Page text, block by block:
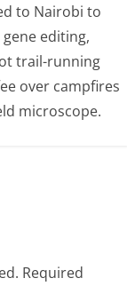
to Nairobi to
editing,
trail-running
over campfires
microscope.
Required